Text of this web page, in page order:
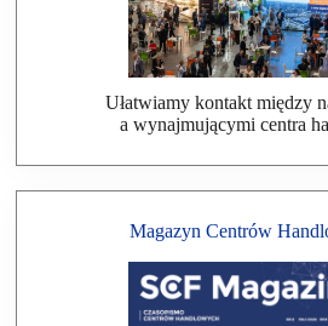
Ułatwiamy kontakt między
a wynajmującymi centra
Magazyn Centrów